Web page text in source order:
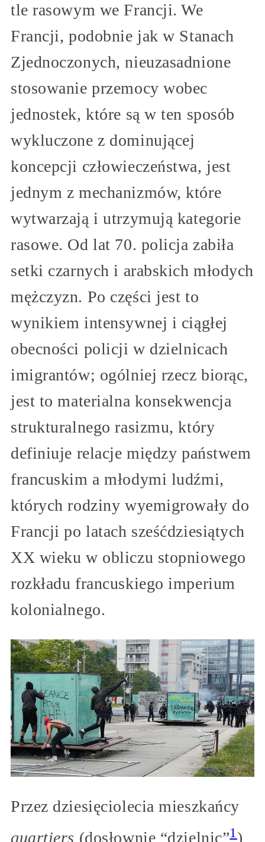
tle rasowym we Francji. We
Francji, podobnie jak w Stanach
Zjednoczonych, nieuzasadnione
stosowanie przemocy wobec
jednostek, które są w ten sposób
wykluczone z dominującej
koncepcji człowieczeństwa, jest
jednym z mechanizmów, które
wytwarzają i utrzymują kategorie
rasowe. Od lat 70. policja zabiła
setki czarnych i arabskich młodych
mężczyzn. Po części jest to
wynikiem intensywnej i ciągłej
obecności policji w dzielnicach
imigrantów; ogólniej rzecz biorąc,
jest to materialna konsekwencja
strukturalnego rasizmu, który
definiuje relacje między państwem
francuskim a młodymi ludźmi,
których rodziny wyemigrowały do
Francji po latach sześćdziesiątych
XX wieku w obliczu stopniowego
rozkładu francuskiego imperium
kolonialnego.
Przez dziesięciolecia mieszkańcy
quartiers (dosłownie “dzielnic”1 )